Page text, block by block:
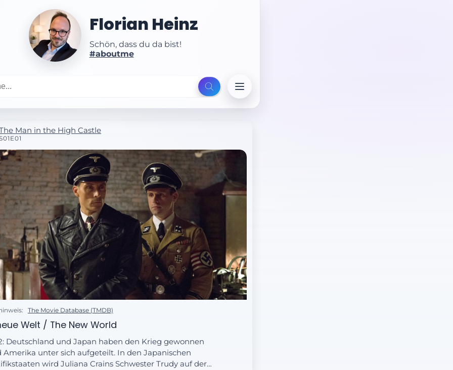
Florian Heinz
Schön, dass du da bist!
#aboutme
Man in the High Castle
The Movie Database (TMDB)
Welt / The New World
Deutschland und Japan haben den Krieg gewonnen
Amerika unter sich aufgeteilt. In den Japanischen
wird Juliana Crains Schwester Trudy auf der